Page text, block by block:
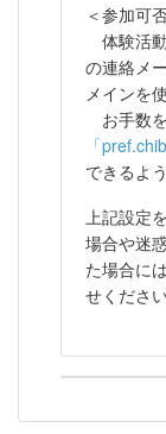
＜参加可
体験活
の連絡メー
メインを
お手数
「
できるよ
上記設定
場合や迷
た場合に
せくださ